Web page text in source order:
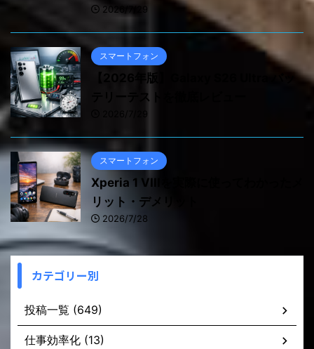
2026/7/29
スマートフォン
【2026年版】Galaxy S26 Ultra バッ
テリーテストを徹底レビュー
2026/7/29
スマートフォン
Xperia 1 VIIIを実際に使ってわかったメ
リット・デメリット
2026/7/28
カテゴリー別
投稿一覧 (649)
仕事効率化 (13)